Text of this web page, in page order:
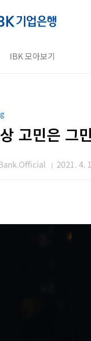
IBK 모아보기
고민은 그
2021. 4.